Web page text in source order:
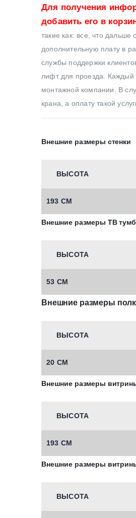
Для получения
добавить его в
такие как: все, что
дополнительную плату в
службы поддержки
лифт для проезда. Каждый
монтажной компании. В
крана, а оплату такой
Внешние размеры стенки
ВЫСОТА
193 СМ
Внешние размеры ТВ
ВЫСОТА
53 СМ
Внешние размеры
ВЫСОТА
20 СМ
Внешние размеры
ВЫСОТА
193 СМ
Внешние размеры
ВЫСОТА